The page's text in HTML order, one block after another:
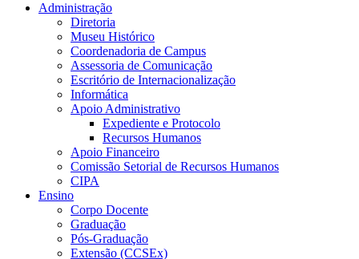
Administração
Diretoria
Museu Histórico
Coordenadoria de Campus
Assessoria de Comunicação
Escritório de Internacionalização
Informática
Apoio Administrativo
Expediente e Protocolo
Recursos Humanos
Apoio Financeiro
Comissão Setorial de Recursos Humanos
CIPA
Ensino
Corpo Docente
Graduação
Pós-Graduação
Extensão (CCSEx)